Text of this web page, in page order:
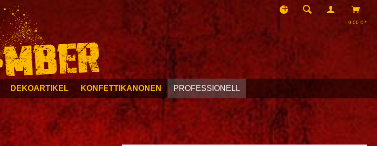
0,00 € *
DEKOARTIKEL KONFETTIKANONEN PROFESSIONELL